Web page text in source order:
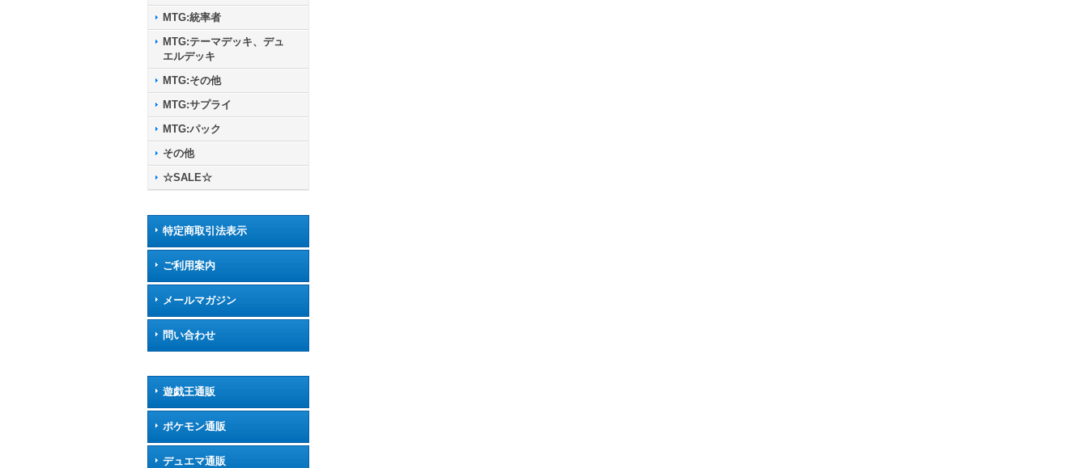
MTG:統率者
MTG:テーマデッキ、デュ
エルデッキ
MTG:その他
MTG:サプライ
MTG:パック
その他
☆SALE☆
特定商取引法表示
ご利用案内
メールマガジン
問い合わせ
遊戯王通販
ポケモン通販
デュエマ通販